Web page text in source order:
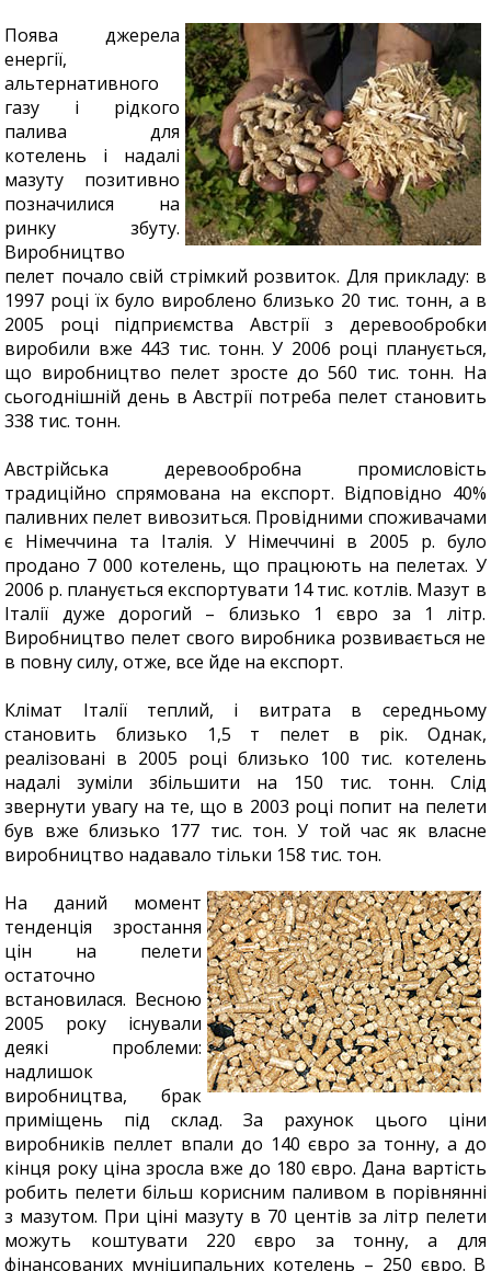
Поява джерела
енергії,
альтернативного
газу і рідкого
палива для
котелень і надалі
мазуту позитивно
позначилися на
ринку збуту.
Виробництво
пелет почало свій стрімкий розвиток. Для прикладу: в
1997 році їх було вироблено близько 20 тис. тонн, а в
2005 році підприємства Австрії з деревообробки
виробили вже 443 тис. тонн. У 2006 році планується,
що виробництво пелет зросте до 560 тис. тонн. На
сьогоднішній день в Австрії потреба пелет становить
338 тис. тонн.
Австрійська деревообробна промисловість
традиційно спрямована на експорт. Відповідно 40%
паливних пелет вивозиться. Провідними споживачами
є Німеччина та Італія. У Німеччині в 2005 р. було
продано 7 000 котелень, що працюють на пелетах. У
2006 р. планується експортувати 14 тис. котлів. Мазут в
Італії дуже дорогий – близько 1 євро за 1 літр.
Виробництво пелет свого виробника розвивається не
в повну силу, отже, все йде на експорт.
Клімат Італії теплий, і витрата в середньому
становить близько 1,5 т пелет в рік. Однак,
реалізовані в 2005 році близько 100 тис. котелень
надалі зуміли збільшити на 150 тис. тонн. Слід
звернути увагу на те, що в 2003 році попит на пелети
був вже близько 177 тис. тон. У той час як власне
виробництво надавало тільки 158 тис. тон.
На даний момент
тенденція зростання
цін на пелети
остаточно
встановилася. Весною
2005 року існували
деякі проблеми:
надлишок
виробництва, брак
приміщень під склад. За рахунок цього ціни
виробників пеллет впали до 140 євро за тонну, а до
кінця року ціна зросла вже до 180 євро. Дана вартість
робить пелети більш корисним паливом в порівнянні
з мазутом. При ціні мазуту в 70 центів за літр пелети
можуть коштувати 220 євро за тонну, а для
фінансованих муніципальних котелень – 250 євро. В